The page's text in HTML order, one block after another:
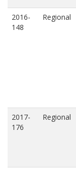
2016-
148
Regional
2017-
176
Regional